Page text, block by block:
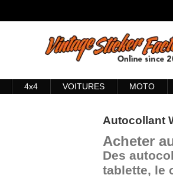
4x4 VOITURES MOTO
Autocollant
Acheter
Des
tablette, le